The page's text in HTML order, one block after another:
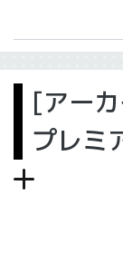
[アー
プレミ